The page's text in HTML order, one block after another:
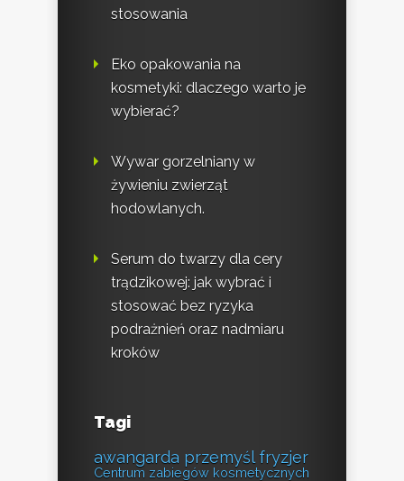
stosowania
Eko opakowania na
kosmetyki: dlaczego warto je
wybierać?
Wywar gorzelniany w
żywieniu zwierząt
hodowlanych.
Serum do twarzy dla cery
trądzikowej: jak wybrać i
stosować bez ryzyka
podrażnień oraz nadmiaru
kroków
Tagi
awangarda przemyśl fryzjer
Centrum zabiegów kosmetycznych